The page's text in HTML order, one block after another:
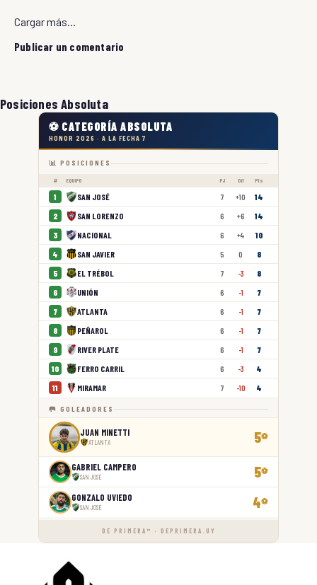
Cargar más...
Publicar un comentario
Posiciones Absoluta
⚽ CATEGORÍA ABSOLUTA
HONOR 2026 · A LA FECHA 7
📊 POSICIONES
# EQUIPO PJ Dif Pts
1 SAN JOSÉ 7 +10 14
2 SAN LORENZO 6 +6 14
3 NACIONAL 6 +4 10
4 SAN JAVIER 5 0 8
5 EL TRÉBOL 7 -3 8
6 UNIÓN 6 -1 7
7 ATLANTA 6 -1 7
8 PEÑAROL 6 -1 7
9 RIVER PLATE 6 -1 7
10 FERRO CARRIL 6 -3 4
11 MIRAMAR 7 -10 4
🥅 GOLEADORES
JUAN MINETTI
ATLANTA 5⚽
GABRIEL CAMPERO
SAN JOSÉ 5⚽
GONZALO UVIEDO
SAN JOSÉ 4⚽
DE PRIMERA™ · DEPRIMERA.UY